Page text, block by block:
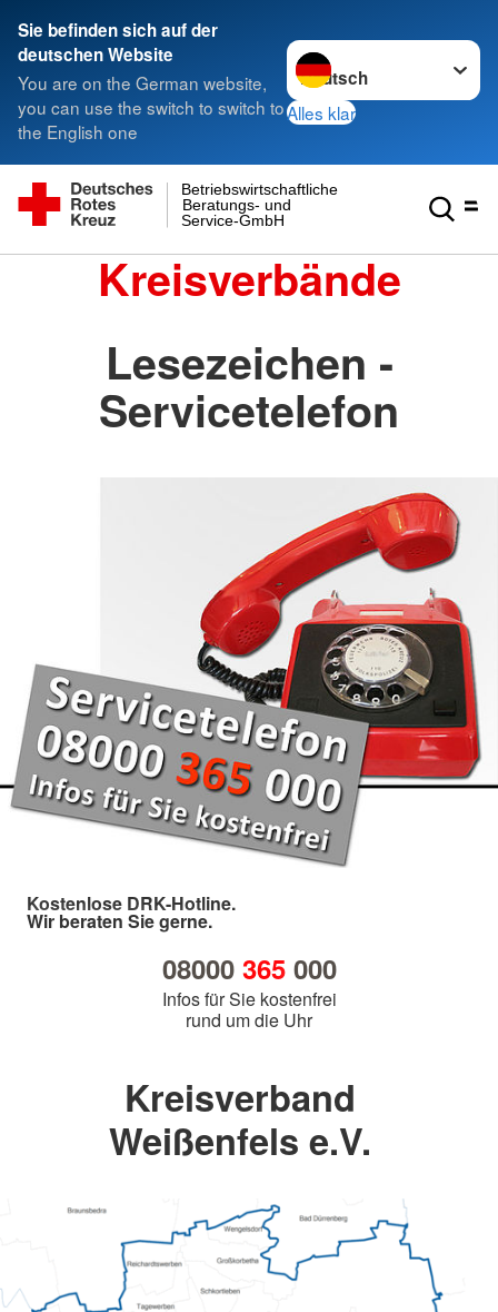
Sie befinden sich auf der
deutschen Website
You are on the German website,
you can use the switch to switch to
the English one
Sprache wechseln zu
Alles klar
Service-GmbH
Beratungs- und
Betriebswirtschaftliche
Kreisverbände
Lesezeichen -
Servicetelefon
Kostenlose DRK-Hotline.
Wir beraten Sie gerne.
08000 365000
Infos für Sie kostenfrei
rund um die Uhr
Kreisverband
Weißenfels e.V.